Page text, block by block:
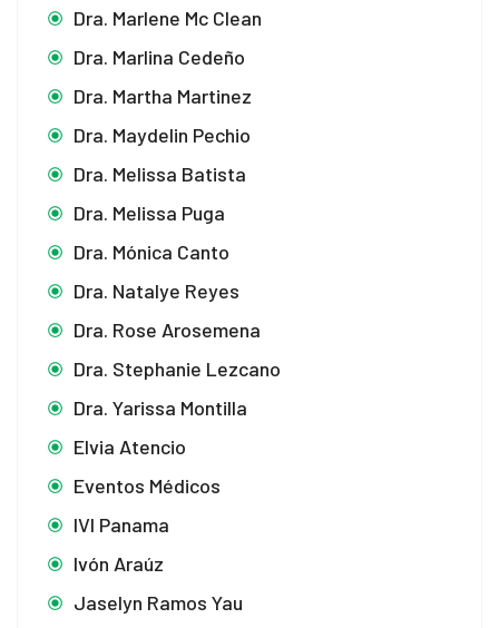
Dra. Marlene Mc Clean
Dra. Marlina Cedeño
Dra. Martha Martinez
Dra. Maydelin Pechio
Dra. Melissa Batista
Dra. Melissa Puga
Dra. Mónica Canto
Dra. Natalye Reyes
Dra. Rose Arosemena
Dra. Stephanie Lezcano
Dra. Yarissa Montilla
Elvia Atencio
Eventos Médicos
IVI Panama
Ivón Araúz
Jaselyn Ramos Yau